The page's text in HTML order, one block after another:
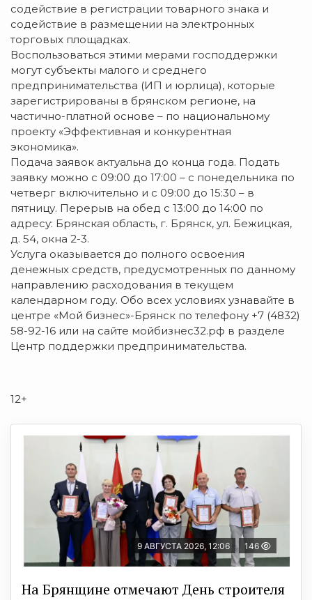
содействие в регистрации товарного знака и
содействие в размещении на электронных
торговых площадках.
Воспользоваться этими мерами господдержки
могут субъекты малого и среднего
предпринимательства (ИП и юрлица), которые
зарегистрированы в брянском регионе, на
частично-платной основе – по национальному
проекту «Эффективная и конкурентная
экономика».
Подача заявок актуальна до конца года. Подать
заявку можно с 09:00 до 17:00 – с понедельника по
четверг включительно и с 09:00 до 15:30 – в
пятницу. Перерыв на обед с 13:00 до 14:00 по
адресу: Брянская область, г. Брянск, ул. Бежицкая,
д. 54, окна 2-3.
Услуга оказывается до полного освоения
денежных средств, предусмотренных по данному
направлению расходования в текущем
календарном году. Обо всех условиях узнавайте в
центре «Мой бизнес»-Брянск по телефону +7 (4832)
58-92-16 или на сайте мойбизнес32.рф в разделе
Центр поддержки предпринимательства.
12+
9 АВГУСТА 2026, 12:06 146
На Брянщине отмечают День строителя